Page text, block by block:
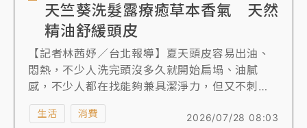
天竺葵洗髮露療癒草本香氣 天然
精油舒緩頭皮
【記者林茜妤／台北報導】夏天頭皮容易出油、
悶熱，不少人洗完頭沒多久就開始扁塌、油膩
感，不少人都在找能夠兼具潔淨力，但又不刺
激、溫和配方的洗髮產品。記者實測英國植萃品
牌 bamford「天竺葵洗髮露」，一擠出洗髮露便
2026/07/28 08:03
生活 消費